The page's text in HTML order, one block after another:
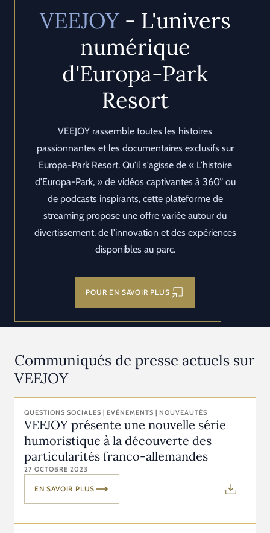
VEEJOY - L'univers
numérique
d'Europa-Park
Resort
VEEJOY rassemble toutes les histoires
passionnantes et les documentaires exclusifs sur
Europa-Park Resort. Qu'il s'agisse de « L'histoire
d'Europa-Park, » de vidéos captivantes à 360° ou
de podcasts inspirants, cette plateforme de
streaming propose une offre variée autour du
divertissement, de l'innovation et des expériences
disponibles au parc.
POUR EN SAVOIR PLUS
Communiqués de presse actuels sur
VEEJOY
QUESTIONS SOCIALES | EVÈNEMENTS | NOUVEAUTÉS
VEEJOY présente une nouvelle série
humoristique à la découverte des
particularités franco-allemandes
27 OCTOBRE 2023
EN SAVOIR PLUS